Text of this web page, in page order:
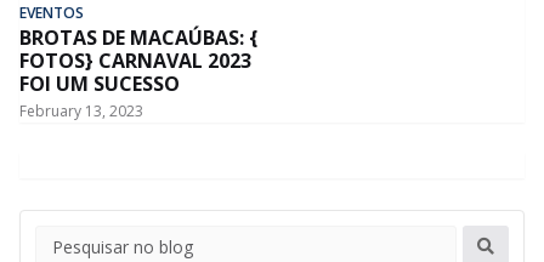
EVENTOS
BROTAS DE MACAÚBAS: {
FOTOS} CARNAVAL 2023
FOI UM SUCESSO
February 13, 2023